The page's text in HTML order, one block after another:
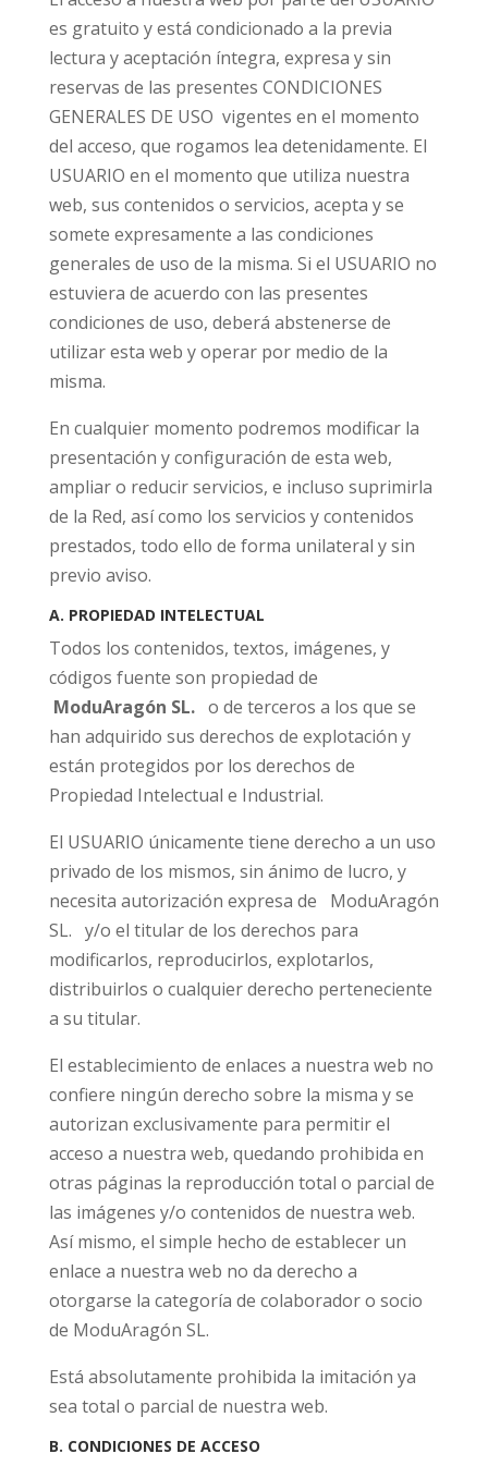
es gratuito y está condicionado a la previa
lectura y aceptación íntegra, expresa y sin
reservas de las presentes CONDICIONES
GENERALES DE USO vigentes en el momento
del acceso, que rogamos lea detenidamente. El
USUARIO en el momento que utiliza nuestra
web, sus contenidos o servicios, acepta y se
somete expresamente a las condiciones
generales de uso de la misma. Si el USUARIO no
estuviera de acuerdo con las presentes
condiciones de uso, deberá abstenerse de
utilizar esta web y operar por medio de la
misma.
En cualquier momento podremos modificar la
presentación y configuración de esta web,
ampliar o reducir servicios, e incluso suprimirla
de la Red, así como los servicios y contenidos
prestados, todo ello de forma unilateral y sin
previo aviso.
A. PROPIEDAD INTELECTUAL
Todos los contenidos, textos, imágenes, y
códigos fuente son propiedad de
ModuAragón SL. o de terceros a los que se
han adquirido sus derechos de explotación y
están protegidos por los derechos de
Propiedad Intelectual e Industrial.
El USUARIO únicamente tiene derecho a un uso
privado de los mismos, sin ánimo de lucro, y
necesita autorización expresa de
ModuAragón
SL. y/o el titular de los derechos para
modificarlos, reproducirlos, explotarlos,
distribuirlos o cualquier derecho perteneciente
a su titular.
El establecimiento de enlaces a nuestra web no
confiere ningún derecho sobre la misma y se
autorizan exclusivamente para permitir el
acceso a nuestra web, quedando prohibida en
otras páginas la reproducción total o parcial de
las imágenes y/o contenidos de nuestra web.
Así mismo, el simple hecho de establecer un
enlace a nuestra web no da derecho a
otorgarse la categoría de colaborador o socio
de ModuAragón SL.
Está absolutamente prohibida la imitación ya
sea total o parcial de nuestra web.
B. CONDICIONES DE ACCESO